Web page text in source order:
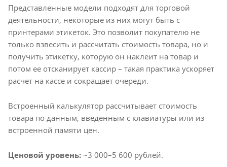
Представленные модели подходят для торговой
деятельности, некоторые из них могут быть с
принтерами этикеток. Это позволит покупателю не
только взвесить и рассчитать стоимость товара, но и
получить этикетку, которую он наклеит на товар и
потом ее отсканирует кассир – такая практика ускоряет
расчет на кассе и сокращает очереди.
Встроенный калькулятор рассчитывает стоимость
товара по данным, введенным с клавиатуры или из
встроенной памяти цен.
Ценовой уровень: ~3 000–5 600 рублей.